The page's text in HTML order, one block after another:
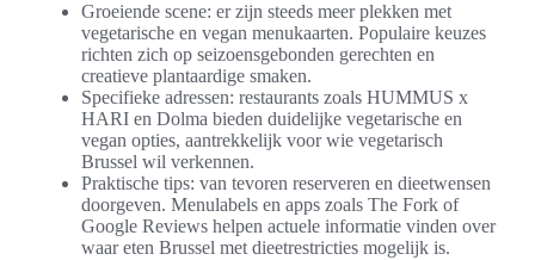
Groeiende scene: er zijn steeds meer plekken met
vegetarische en vegan menukaarten. Populaire keuzes
richten zich op seizoensgebonden gerechten en
creatieve plantaardige smaken.
Specifieke adressen: restaurants zoals HUMMUS x
HARI en Dolma bieden duidelijke vegetarische en
vegan opties, aantrekkelijk voor wie vegetarisch
Brussel wil verkennen.
Praktische tips: van tevoren reserveren en dieetwensen
doorgeven. Menulabels en apps zoals The Fork of
Google Reviews helpen actuele informatie vinden over
waar eten Brussel met dieetrestricties mogelijk is.